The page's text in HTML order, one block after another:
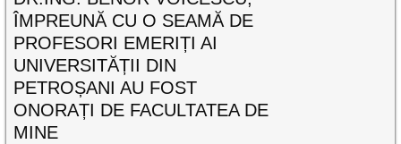
ÎMPREUNĂ CU O SEAMĂ DE
PROFESORI EMERIȚI AI
UNIVERSITĂȚII DIN
PETROȘANI AU FOST
ONORAȚI DE FACULTATEA DE
MINE